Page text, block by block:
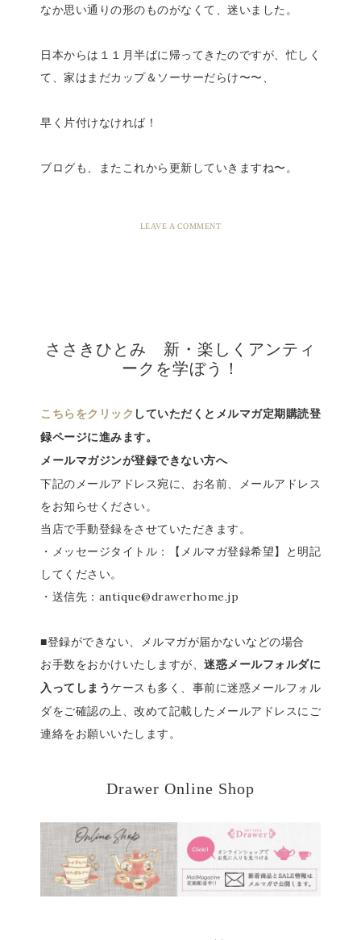
なか思い通りの形のものがなくて、迷いました。
日本からは１１月半ばに帰ってきたのですが、忙しく
て、家はまだカップ＆ソーサーだらけ〜〜、
早く片付けなければ！
ブログも、またこれから更新していきますね〜。
LEAVE A COMMENT
ささきひとみ 新・楽しくアンティ
ークを学ぼう！
こちらをクリック していただくとメルマガ定期購読登
録ページに進みます。
メールマガジンが登録できない方へ
下記のメールアドレス宛に、お名前、メールアドレス
をお知らせください。
当店で手動登録をさせていただきます。
・メッセージタイトル：【メルマガ登録希望】と明記
してください。
・送信先：antique@drawerhome.jp
■登録ができない、メルマガが届かないなどの場合
お手数をおかけいたしますが、 迷惑メールフォルダに
入ってしまう ケースも多く、事前に迷惑メールフォル
ダをご確認の上、改めて記載したメールアドレスにご
連絡をお願いいたします。
Drawer Online Shop